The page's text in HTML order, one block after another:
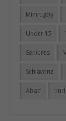
Minirugby
Under 15
Seniores
Schiavone
Abad